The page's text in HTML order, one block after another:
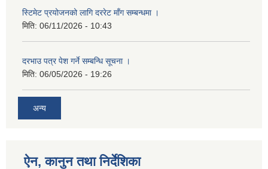
स्टिमेट प्रयोजनको लागि दररेट माँग सम्बन्धमा ।
मिति: 06/11/2026 - 10:43
दरभाउ पत्र पेश गर्ने सम्बन्धि सूचना ।
मिति: 06/05/2026 - 19:26
अन्य
ऐन, कानुन तथा निर्देशिका